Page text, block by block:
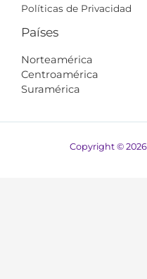
Políticas de Privacidad
Países
Norteamérica
Centroamérica
Suramérica​​
Copyright ©